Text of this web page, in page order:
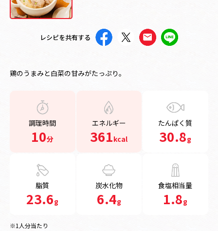
レシピを共有する
鶏のうまみと白菜の甘みがたっぷり。
調理時間
10分
エネルギー
361kcal
たんぱく質
30.8g
脂質
23.6g
炭水化物
6.4g
食塩相当量
1.8g
※1人分当たり